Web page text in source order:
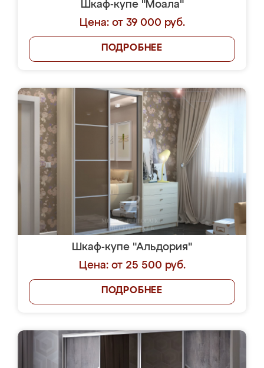
Шкаф-купе "Моала"
Цена: от 39 000 руб.
ПОДРОБНЕЕ
Шкаф-купе "Альдория"
Цена: от 25 500 руб.
ПОДРОБНЕЕ